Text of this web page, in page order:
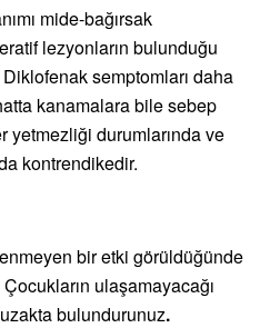
mide-bağırsak
lezyonların bulunduğu
semptomları daha
kanamalara bile sebep
yetmezliği durumlarında ve
kontrendikedir.
bir etki görüldüğünde
ulaşamayacağı
bulundurunuz.